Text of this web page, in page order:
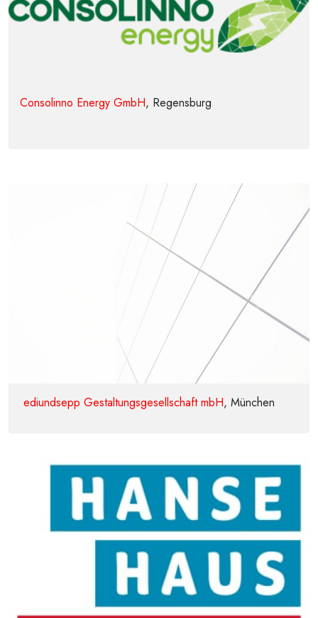
Consolinno Energy GmbH, Regensburg
ediundsepp Gestaltungsgesellschaft mbH, München